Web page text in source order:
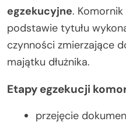
egzekucyjne. Komornik
podstawie tytułu
czynności zmierzające
majątku dłużnika.
Etapy egzekucji
przejęcie